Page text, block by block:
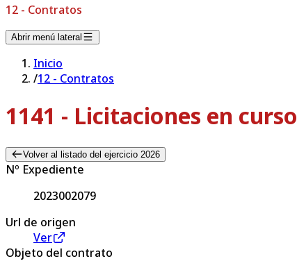
12 - Contratos
Abrir menú lateral
Inicio
/12 - Contratos
1141 - Licitaciones en curso
Volver al listado del ejercicio 2026
Nº Expediente
2023002079
Url de origen
Ver
Objeto del contrato